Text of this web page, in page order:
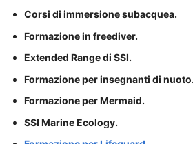
Corsi di immersione subacquea.
Formazione in freediver.
Extended Range di SSI.
Formazione per insegnanti di nuoto.
Formazione per Mermaid.
SSI Marine Ecology.